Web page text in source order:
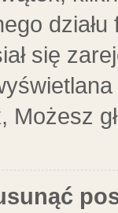
się
Możesz